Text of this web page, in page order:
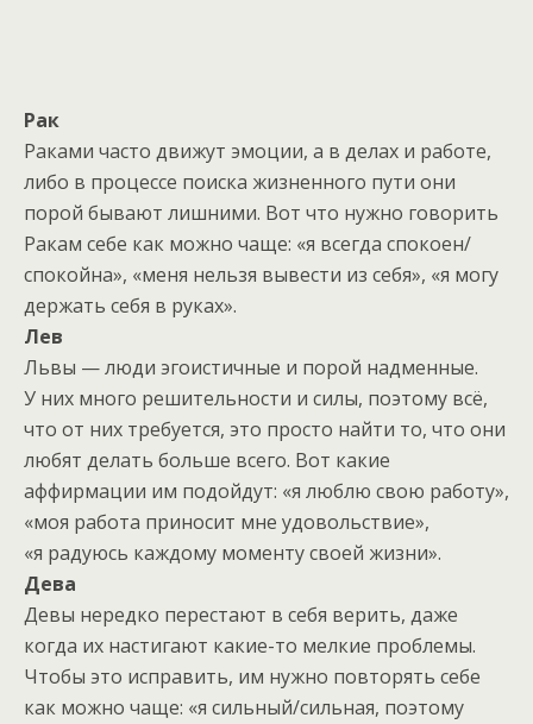
Рак
Раками часто движут эмоции, а в делах и работе,
либо в процессе поиска жизненного пути они
порой бывают лишними. Вот что нужно говорить
Ракам себе как можно чаще: «я всегда спокоен/
спокойна», «меня нельзя вывести из себя», «я могу
держать себя в руках».
Лев
Львы — люди эгоистичные и порой надменные.
У них много решительности и силы, поэтому всё,
что от них требуется, это просто найти то, что они
любят делать больше всего. Вот какие
аффирмации им подойдут: «я люблю свою работу»,
«моя работа приносит мне удовольствие»,
«я радуюсь каждому моменту своей жизни».
Дева
Девы нередко перестают в себя верить, даже
когда их настигают какие-то мелкие проблемы.
Чтобы это исправить, им нужно повторять себе
как можно чаще: «я сильный/сильная, поэтому